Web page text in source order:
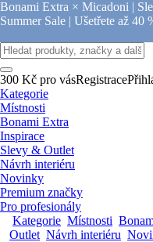
Bonami Extra × Micadoni |
Summer Sale | Ušetřete až 40
300 Kč pro vásRegistrace
Kategorie
Místnosti
Bonami Extra
Inspirace
Slevy & Outlet
Návrh interiéru
Novinky
Premium značky
Pro profesionály
Kategorie Místnosti
Outlet Návrh interiéru